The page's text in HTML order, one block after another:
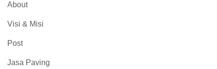
About
Visi & Misi
Post
Jasa Paving